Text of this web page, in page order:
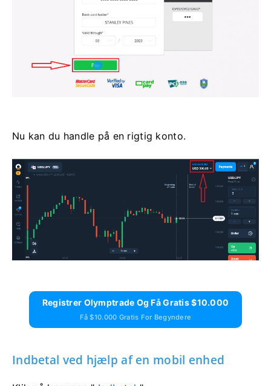
Nu kan du handle på en rigtig konto.
Registrer Olymptrade Og Få Gratis $10.000
Få $10.000 Gratis For Begyndere
Indbetal ved hjælp af en mobil enhed